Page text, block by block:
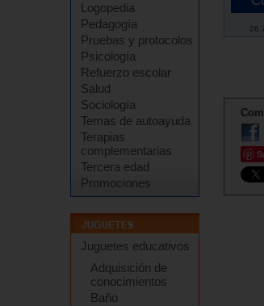
Logopedia
Pedagogía
Pruebas y protocolos
Psicología
Refuerzo escolar
Salud
Sociología
Temas de autoayuda
Terapias
complementarias
Tercera edad
Promociones
Juguetes educativos
Adquisición de
conocimientos
Baño